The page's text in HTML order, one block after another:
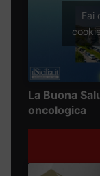
Fai
La Buona
oncologica